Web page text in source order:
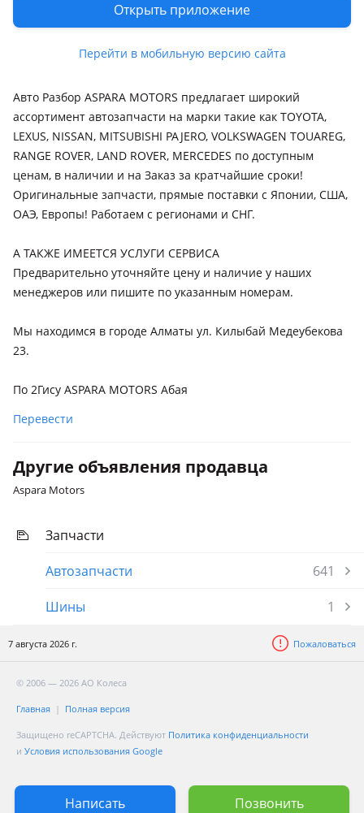
Открыть приложение
Перейти в мобильную версию сайта
Toyota Land Cruiser
2002 - 2009 J120, 2009 - 2013 J150, 2013 - 2017 J150
рестайлинг, 2017 - 2020 J150 [2-й рестайлинг]
Toyota Tundra
2007 - 2009 2 поколение (K5/K6), 2009 - 2013 2 поколение
рестайлинг (K5/K6), 2013 - 2022 2 поколение [2-й
рестайлинг] (K5/K6)
Показать больше
Комментарий продавца
Авто Разбор ASPARA MOTORS предлагает широкий
ассортимент автозапчасти на марки такие как TOYOTA,
LEXUS, NISSAN, MITSUBISHI PAJERO, VOLKSWAGEN TOUAREG,
RANGE ROVER, LAND ROVER, MERCEDES по доступным
ценам, в наличии и на Заказ за кратчайшие сроки!
Оригинальные запчасти, прямые поставки с Японии, США,
ОАЭ, Европы! Работаем с регионами и СНГ.
А ТАКЖЕ ИМЕЕТСЯ УСЛУГИ СЕРВИСА
Предварительно уточняйте цену и наличие у наших
менеджеров или пишите по указанным номерам.
Мы находимся в городе Алматы ул. Килыбай Медеубекова
23.
По 2Гису ASPARA MOTORS Абая
Перевести
Другие объявления продавца
Aspara Motors
Запчасти
Автозапчасти
641
Шины
1
7 августа 2026 г. Пожаловаться
Написать Позвонить
© 2006 — 2026 АО Колеса
Главная Полная версия
Защищено reCAPTCHA. Действуют Политика конфиденциальности
и Условия использования Google